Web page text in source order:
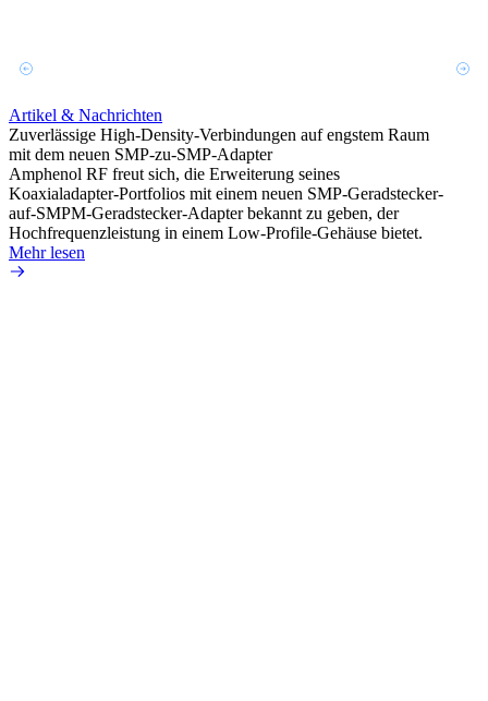
Artikel & Nachrichten
Zuverlässige High-Density-Verbindungen auf engstem Raum
mit dem neuen SMP-zu-SMP-Adapter
Amphenol RF freut sich, die Erweiterung seines
Koaxialadapter-Portfolios mit einem neuen SMP-Geradstecker-
auf-SMPM-Geradstecker-Adapter bekannt zu geben, der
Hochfrequenzleistung in einem Low-Profile-Gehäuse bietet.
Mehr lesen
Mehr